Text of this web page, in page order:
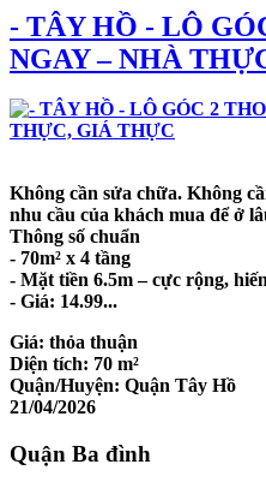
- TÂY HỒ - LÔ
NGAY – NHÀ
Không cần sửa chữa. Không
nhu cầu của khách mua để ở
Thông số chuẩn
- 70m² x 4 tầng
- Mặt tiền 6.5m – cực rộng,
- Giá: 14.99...
Giá: thỏa thuận
Diện tích: 70 m²
Quận/Huyện: Quận Tây Hồ
21/04/2026
Quận Ba đình